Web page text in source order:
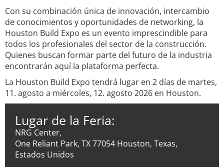
Con su combinación única de innovación, intercambio
de conocimientos y oportunidades de networking, la
Houston Build Expo es un evento imprescindible para
todos los profesionales del sector de la construcción.
Quienes buscan formar parte del futuro de la industria
encontrarán aquí la plataforma perfecta.
La Houston Build Expo tendrá lugar en 2 días de martes,
11. agosto a miércoles, 12. agosto 2026 en Houston.
Lugar de la Feria:
NRG Center,
One Reliant Park, TX 77054 Houston, Texas,
Estados Unidos